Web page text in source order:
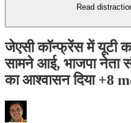
Read
जेएसी कॉन्फ्रेंस में यूटी
सामने आई, भाजपा नेता
का आश्वासन दिया +8